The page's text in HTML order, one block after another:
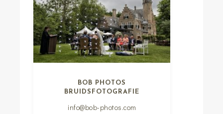
BOB PHOTOS
BRUIDSFOTOGRAFIE
info@bob-photos.com